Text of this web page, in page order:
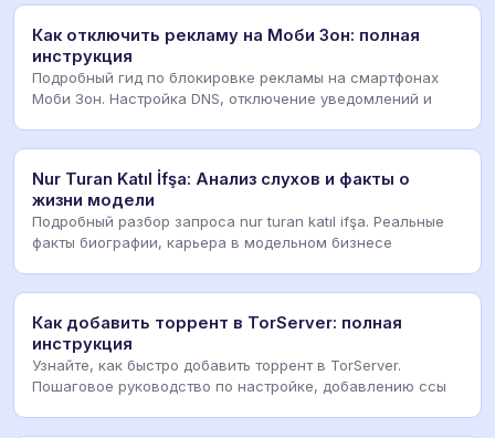
Как отключить рекламу на Моби Зон: полная
инструкция
Подробный гид по блокировке рекламы на смартфонах
Моби Зон. Настройка DNS, отключение уведомлений и
Nur Turan Katıl İfşa: Анализ слухов и факты о
жизни модели
Подробный разбор запроса nur turan katıl ifşa. Реальные
факты биографии, карьера в модельном бизнесе
Как добавить торрент в TorServer: полная
инструкция
Узнайте, как быстро добавить торрент в TorServer.
Пошаговое руководство по настройке, добавлению ссы